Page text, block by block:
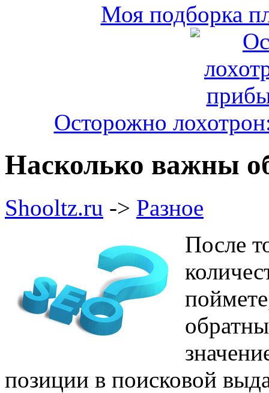
Моя подборка
Осторожно
Насколько важны
Shooltz.ru -> Разное
После
позиции в поисковой